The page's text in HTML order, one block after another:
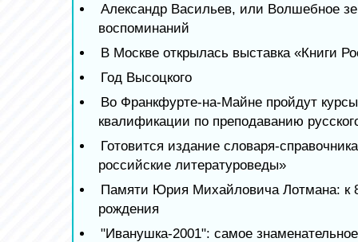
Александр Васильев, или Волшебное
воспоминаний
В Москве открылась выставка «Книги
Год Высоцкого
Во Франкфурте-на-Майне пройдут
квалификации по преподаванию
Готовится издание словаря-
российские литературоведы»
Памяти Юрия Михайловича Лотмана: к
рождения
"Иванушка-2001": самое